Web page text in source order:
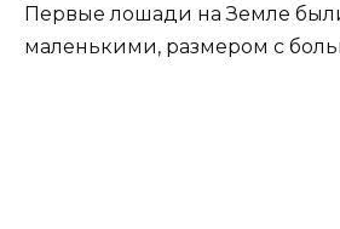
Первые лошади на Земле
маленькими, размером с